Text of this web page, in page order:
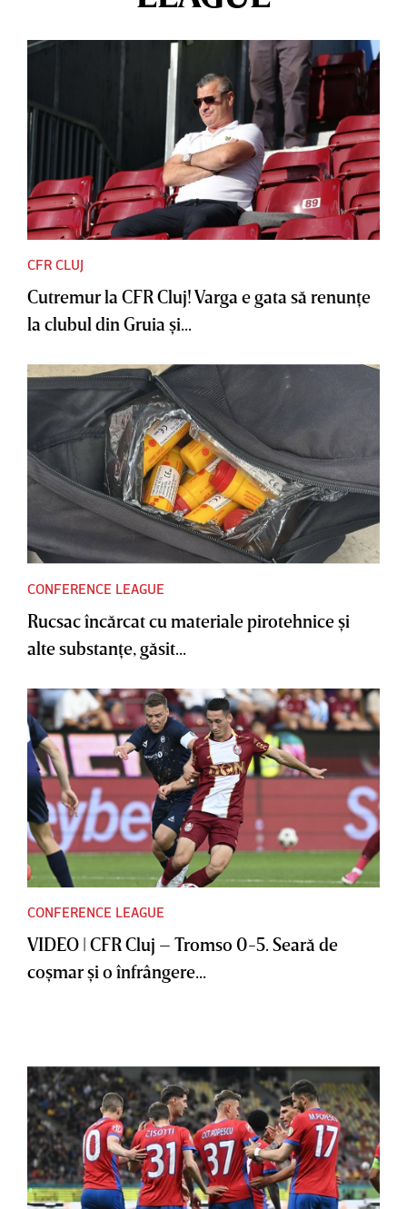
CFR CLUJ
Cutremur la CFR Cluj! Varga e gata să renunţe
la clubul din Gruia şi...
CONFERENCE LEAGUE
Rucsac încărcat cu materiale pirotehnice şi
alte substanţe, găsit...
CONFERENCE LEAGUE
VIDEO | CFR Cluj – Tromso 0-5. Seară de
coşmar şi o înfrângere...